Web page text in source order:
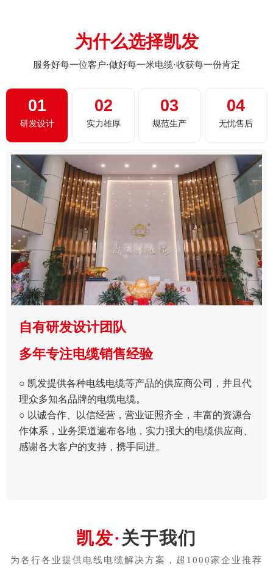
为什么选择凯发
服务好每一位客户·做好每一米电缆·收获每一份肯定
01
研发设计
02
实力雄厚
03
规范生产
04
无忧售后
自有研发设计团队
多年专注电缆销售经验
○ 凯发提供各种电线电缆等产品的供应商公司，并且代
理众多知名品牌的电缆电缆。
○ 以诚合作、以信经营，营业证照齐全，丰富的资源合
作体系，业务渠道遍布各地，实力强大的电缆供应商、
感谢各大客户的支持，携手同进。
关于我们